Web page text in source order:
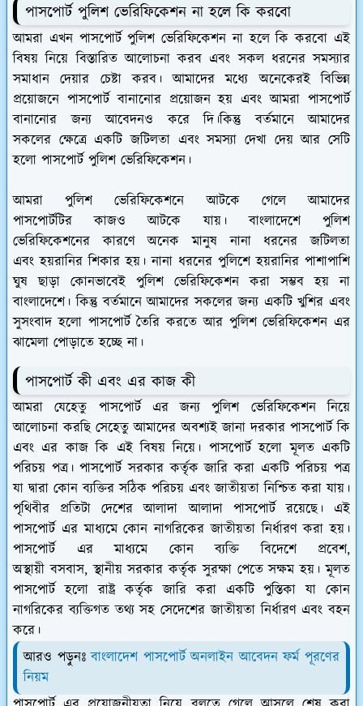
পাসপোর্ট পুলিশ ভেরিফিকেশন না হলে কি করবো
আমরা এখন পাসপোর্ট পুলিশ ভেরিফিকেশন না হলে কি করবো এই
বিষয় নিয়ে বিস্তারিত আলোচনা করব এবং সকল ধরনের সমস্যার
সমাধান দেয়ার চেষ্টা করব। আমাদের মধ্যে অনেকেরই বিভিন্ন
প্রয়োজনে পাসপোর্ট বানানোর প্রয়োজন হয় এবং আমরা পাসপোর্ট
বানানোর জন্য আবেদনও করে দি।কিন্তু বর্তমানে আমাদের
সকলের ক্ষেত্রে একটি জটিলতা এবং সমস্যা দেখা দেয় আর সেটি
হলো পাসপোর্ট পুলিশ ভেরিফিকেশন।
আমরা পুলিশ ভেরিফিকেশনে আটকে গেলে আমাদের
পাসপোর্টটির কাজও আটকে যায়। বাংলাদেশে পুলিশ
ভেরিফিকেশনের কারণে অনেক মানুষ নানা ধরনের জটিলতা
এবং হয়রানির শিকার হয়। নানা ধরনের পুলিশে হয়রানির পাশাপাশি
ঘুষ ছাড়া কোনভাবেই পুলিশ ভেরিফিকেশন করা সম্ভব হয় না
বাংলাদেশে। কিন্তু বর্তমানে আমাদের সকলের জন্য একটি খুশির এবং
সুসংবাদ হলো পাসপোর্ট তৈরি করতে আর পুলিশ ভেরিফিকেশন এর
ঝামেলা পোড়াতে হচ্ছে না।
পাসপোর্ট কী এবং এর কাজ কী
আমরা যেহেতু পাসপোর্ট এর জন্য পুলিশ ভেরিফিকেশন নিয়ে
আলোচনা করছি সেহেতু আমাদের অবশ্যই জানা দরকার পাসপোর্ট কি
এবং এর কাজ কি এই বিষয় নিয়ে। পাসপোর্ট হলো মূলত একটি
পরিচয় পত্র। পাসপোর্ট সরকার কর্তৃক জারি করা একটি পরিচয় পত্র
যা দ্বারা কোন ব্যক্তির সঠিক পরিচয় এবং জাতীয়তা নিশ্চিত করা যায়।
পৃথিবীর প্রতিটা দেশের আলাদা আলাদা পাসপোর্ট রয়েছে। এই
পাসপোর্ট এর মাধ্যমে কোন নাগরিকের জাতীয়তা নির্ধারণ করা হয়।
পাসপোর্ট এর মাধ্যমে কোন ব্যক্তি বিদেশে প্রবেশ,
অস্থায়ী বসবাস, স্থানীয় সরকার কর্তৃক সুরক্ষা পেতে সক্ষম হয়। মূলত
পাসপোর্ট হলো রাষ্ট্র কর্তৃক জারি করা একটি পুস্তিকা যা কোন
নাগরিকের ব্যক্তিগত তথ্য সহ সেদেশের জাতীয়তা নির্ধারণ এবং বহন
করে।
আরও পড়ুনঃবাংলাদেশ পাসপোর্ট অনলাইন আবেদন ফর্ম পূরণের
নিয়ম